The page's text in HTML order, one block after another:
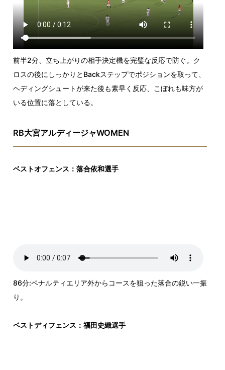
前半2分、立ち上がりの相手決定機を完璧な反応で防ぐ。ク
ロスの後にしっかりとBackステップでポジションを取って、
ヘディングシュートが来た後も素早く反応、こぼれも味方が
いる位置に落としている。
RB大宮アルディージャWOMEN
ベストオフェンス：落合依和選手
86分:ペナルティエリア外からコースを狙った落合の鋭い一振
り。
ベストディフェンス：福田史織選手